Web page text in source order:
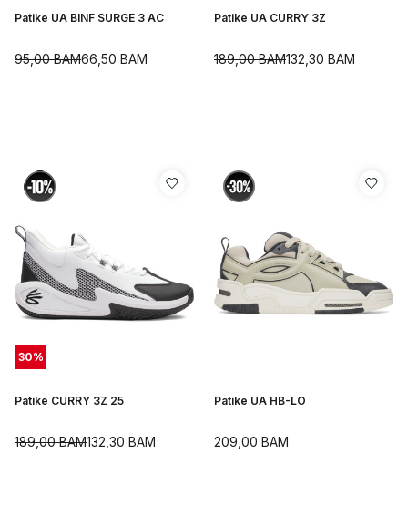
Patike UA BINF SURGE 3 AC
66,50 BAM
95,00BAM
Patike UA CURRY 3Z
132,30 BAM
189,00BAM
30%
Patike CURRY 3Z 25
132,30 BAM
189,00BAM
Patike UA HB-LO
209,00 BAM